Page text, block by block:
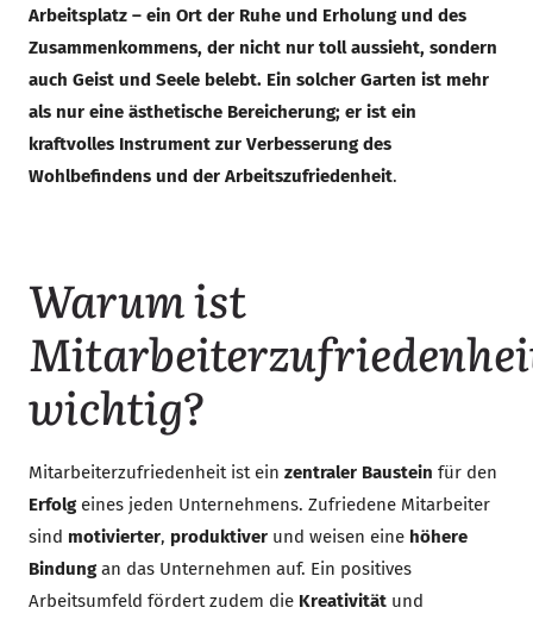
Arbeitsplatz – ein Ort der Ruhe und Erholung und des
Zusammenkommens, der nicht nur toll aussieht, sondern
auch Geist und Seele belebt. Ein solcher Garten ist mehr
als nur eine ästhetische Bereicherung; er ist ein
kraftvolles Instrument zur Verbesserung des
Wohlbefindens und der Arbeitszufriedenheit.
Warum ist
wichtig?
Mitarbeiterzufriedenheit ist ein zentraler Baustein für den
Erfolgeines jeden Unternehmens. Zufriedene Mitarbeiter
sind motivierter, produktiver und weisen eine höhere
Bindungan das Unternehmen auf. Ein positives
Arbeitsumfeld fördert zudem die Kreativität und